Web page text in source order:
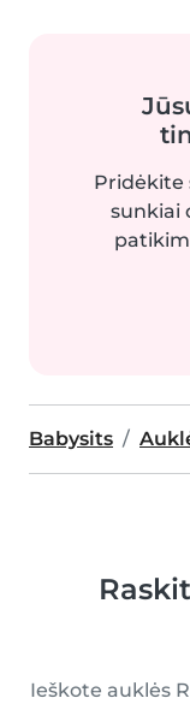
Pridėkite
sunkiai
Babysits
Ieškote auklės